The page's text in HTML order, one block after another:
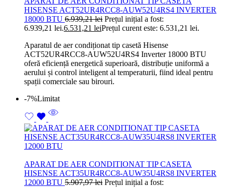
HISENSE ACT52UR4RCC8-AUW52U4RS4 INVERTER
18000 BTU 6.939,21lei Prețul inițial a fost:
6.939,21 lei.6.531,21 leiPrețul curent este: 6.531,21 lei.
Aparatul de aer condiționat tip casetă Hisense
ACT52UR4RCC8-AUW52U4RS4 Inverter 18000 BTU
oferă eficiență energetică superioară, distribuție uniformă a
aerului și control inteligent al temperaturii, fiind ideal pentru
spații comerciale sau birouri.
-7%Limitat
APARAT DE AER CONDITIONAT TIP CASETA
HISENSE ACT35UR4RCC8-AUW35U4RS8 INVERTER
12000 BTU 5.907,97lei Prețul inițial a fost: